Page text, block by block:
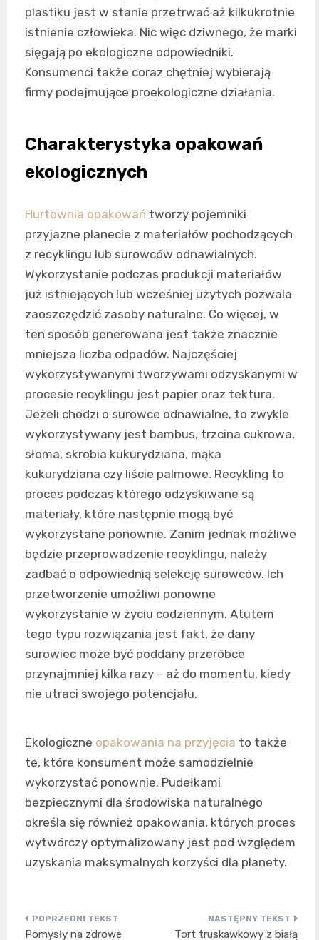
plastiku jest w stanie przetrwać aż kilkukrotnie
istnienie człowieka. Nic więc dziwnego, że marki
sięgają po ekologiczne odpowiedniki.
Konsumenci także coraz chętniej wybierają
firmy podejmujące proekologiczne działania.
Charakterystyka opakowań
ekologicznych
Hurtownia opakowań tworzy pojemniki
przyjazne planecie z materiałów pochodzących
z recyklingu lub surowców odnawialnych.
Wykorzystanie podczas produkcji materiałów
już istniejących lub wcześniej użytych pozwala
zaoszczędzić zasoby naturalne. Co więcej, w
ten sposób generowana jest także znacznie
mniejsza liczba odpadów. Najczęściej
wykorzystywanymi tworzywami odzyskanymi w
procesie recyklingu jest papier oraz tektura.
Jeżeli chodzi o surowce odnawialne, to zwykle
wykorzystywany jest bambus, trzcina cukrowa,
słoma, skrobia kukurydziana, mąka
kukurydziana czy liście palmowe. Recykling to
proces podczas którego odzyskiwane są
materiały, które następnie mogą być
wykorzystane ponownie. Zanim jednak możliwe
będzie przeprowadzenie recyklingu, należy
zadbać o odpowiednią selekcję surowców. Ich
przetworzenie umożliwi ponowne
wykorzystanie w życiu codziennym. Atutem
tego typu rozwiązania jest fakt, że dany
surowiec może być poddany przeróbce
przynajmniej kilka razy – aż do momentu, kiedy
nie utraci swojego potencjału.
Ekologiczne opakowania na przyjęcia to także
te, które konsument może samodzielnie
wykorzystać ponownie. Pudełkami
bezpiecznymi dla środowiska naturalnego
określa się również opakowania, których proces
wytwórczy optymalizowany jest pod względem
uzyskania maksymalnych korzyści dla planety.
Nawigacja
Pomysły na zdrowe Tort truskawkowy z białą